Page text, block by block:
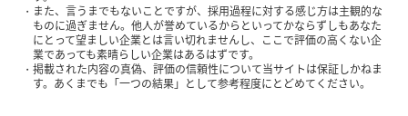
また、言うまでもないことですが、採用過程に対する感じ方は主観的な
ものに過ぎません。他人が誉めているからといってかならずしもあなた
にとって望ましい企業とは言い切れませんし、ここで評価の高くない企
業であっても素晴らしい企業はあるはずです。
掲載された内容の真偽、評価の信頼性について当サイトは保証しかねま
す。あくまでも「一つの結果」として参考程度にとどめてください。